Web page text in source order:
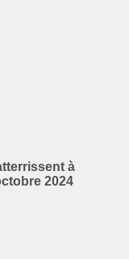
à
2024